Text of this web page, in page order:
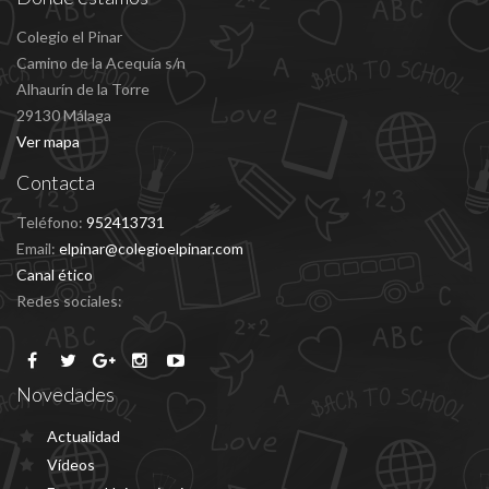
Colegio el Pinar
Camino de la Acequía s/n
Alhaurín de la Torre
29130 Málaga
Ver mapa
Contacta
Teléfono: 952413731
Email: elpinar@colegioelpinar.com
Canal ético
Redes sociales:
Novedades
Actualidad
Vídeos